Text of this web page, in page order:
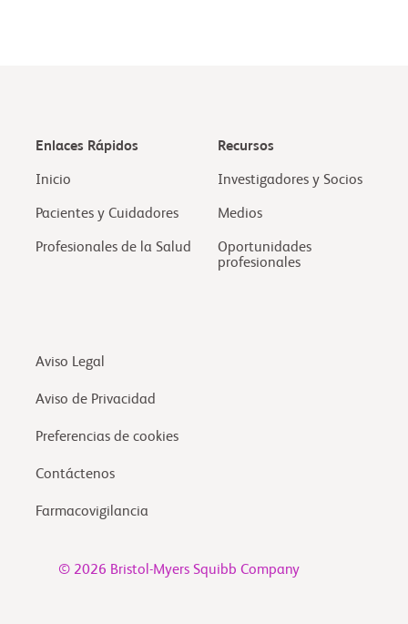
Enlaces Rápidos
Inicio
Pacientes y Cuidadores
Profesionales de la Salud
Recursos
Investigadores y Socios
Medios
Oportunidades
profesionales
Aviso Legal
Aviso de Privacidad
Preferencias de cookies
Contáctenos
Farmacovigilancia
© 2026 Bristol-Myers Squibb Company